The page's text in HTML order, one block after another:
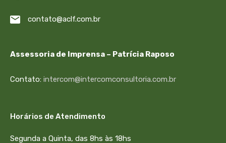
contato@aclf.com.br
Assessoria de Imprensa – Patrícia Raposo
Contato: intercom@intercomconsultoria.com.br
Horários de Atendimento
Segunda a Quinta, das 8hs às 18hs